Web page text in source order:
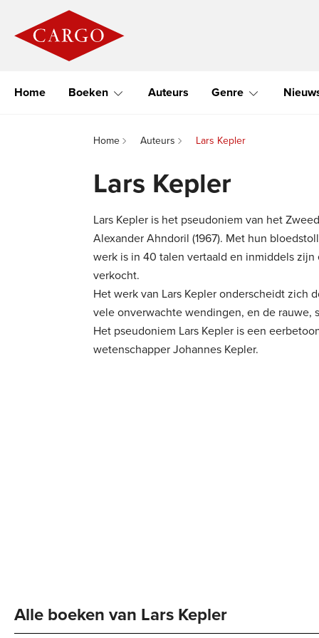
Home Boeken Auteurs Genre
Home Auteurs Lars Kepler
Lars Kepler
Lars Kepler is het pseudoniem van het
Alexander Ahndoril (1967). Met hun
werk is in 40 talen vertaald en inmiddels
verkocht.
Het werk van Lars Kepler onderscheidt zich
vele onverwachte wendingen, en de rauwe,
Het pseudoniem Lars Kepler is een
wetenschapper Johannes Kepler.
Alle boeken van Lars Kepler